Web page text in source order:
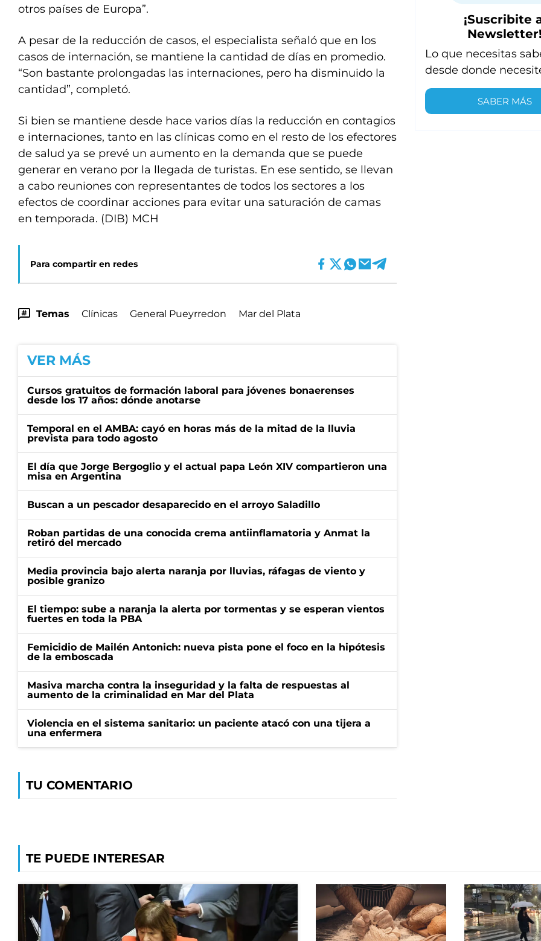
otros países de Europa”.
A pesar de la reducción de casos, el especialista señaló que en los
casos de internación, se mantiene la cantidad de días en promedio.
“Son bastante prolongadas las internaciones, pero ha disminuido la
cantidad”, completó.
Si bien se mantiene desde hace varios días la reducción en contagios
e internaciones, tanto en las clínicas como en el resto de los efectores
de salud ya se prevé un aumento en la demanda que se puede
generar en verano por la llegada de turistas. En ese sentido, se llevan
a cabo reuniones con representantes de todos los sectores a los
efectos de coordinar acciones para evitar una saturación de camas
en temporada. (DIB) MCH
Para compartir en redes
Temas Clínicas General Pueyrredon Mar del Plata
VER MÁS
Cursos gratuitos de formación laboral para jóvenes bonaerenses
desde los 17 años: dónde anotarse
Temporal en el AMBA: cayó en horas más de la mitad de la lluvia
prevista para todo agosto
El día que Jorge Bergoglio y el actual papa León XIV compartieron una
misa en Argentina
Buscan a un pescador desaparecido en el arroyo Saladillo
Roban partidas de una conocida crema antiinflamatoria y Anmat la
retiró del mercado
Media provincia bajo alerta naranja por lluvias, ráfagas de viento y
posible granizo
El tiempo: sube a naranja la alerta por tormentas y se esperan vientos
fuertes en toda la PBA
Femicidio de Mailén Antonich: nueva pista pone el foco en la hipótesis
de la emboscada
Masiva marcha contra la inseguridad y la falta de respuestas al
aumento de la criminalidad en Mar del Plata
Violencia en el sistema sanitario: un paciente atacó con una tijera a
una enfermera
TU COMENTARIO
¡Suscribite
Newsletter!
Lo que necesitas
desde donde
SABER MÁS
TE PUEDE INTERESAR